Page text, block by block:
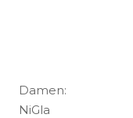
Damen:
NiGla